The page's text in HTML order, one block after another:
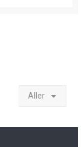
Aller